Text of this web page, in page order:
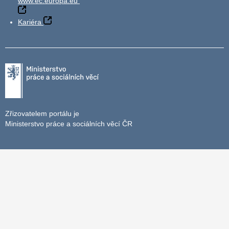
Kariéra
Zřizovatelem portálu je
Ministerstvo práce a sociálních věcí ČR